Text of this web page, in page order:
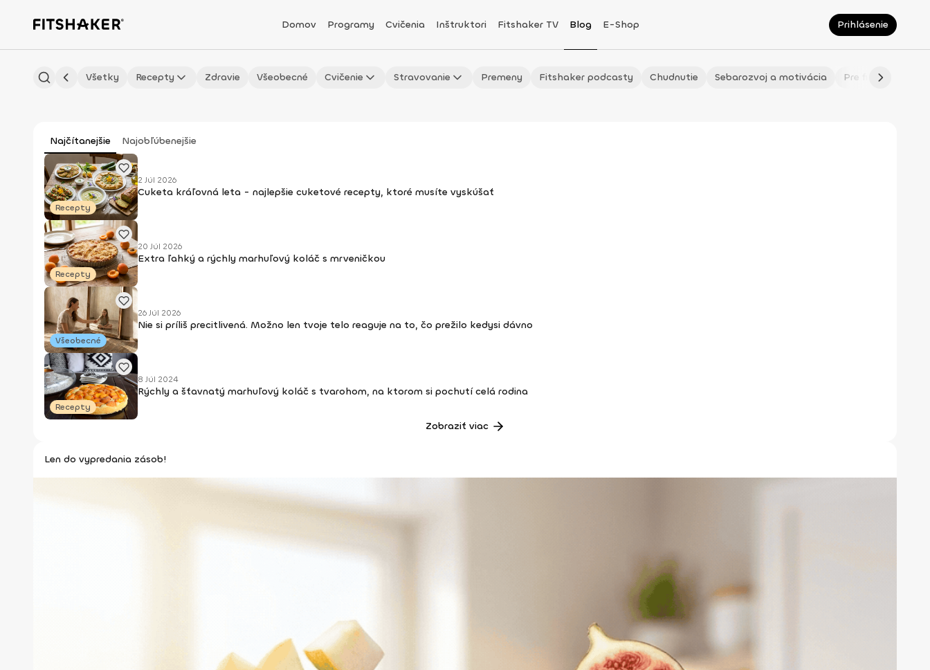
Domov Programy Cvičenia Inštruktori Fitshaker TV Blog E-Shop Prihlásenie
Všetky Recepty Zdravie Všeobecné Cvičenie Stravovanie Premeny Fitshaker podcasty Chudnutie Sebarozvoj a motivácia Pre fitmaminky
Najčítanejšie Najobľúbenejšie
Recepty
2 Júl 2026
Cuketa kráľovná leta - najlepšie cuketové recepty, ktoré musíte vyskúšať
Recepty
20 Júl 2026
Extra ľahký a rýchly marhuľový koláč s mrveničkou
Všeobecné
26 Júl 2026
Nie si príliš precitlivená. Možno len tvoje telo reaguje na to, čo prežilo kedysi dávno
Recepty
8 Júl 2024
Rýchly a šťavnatý marhuľový koláč s tvarohom, na ktorom si pochutí celá rodina
Zobraziť viac
Len do vypredania zásob!